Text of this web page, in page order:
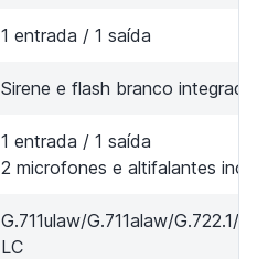
1 entrada / 1 saída
Sirene e flash branco
1 entrada / 1 saída
2 microfones e altifalantes
G.711ulaw/G.711alaw/
LC